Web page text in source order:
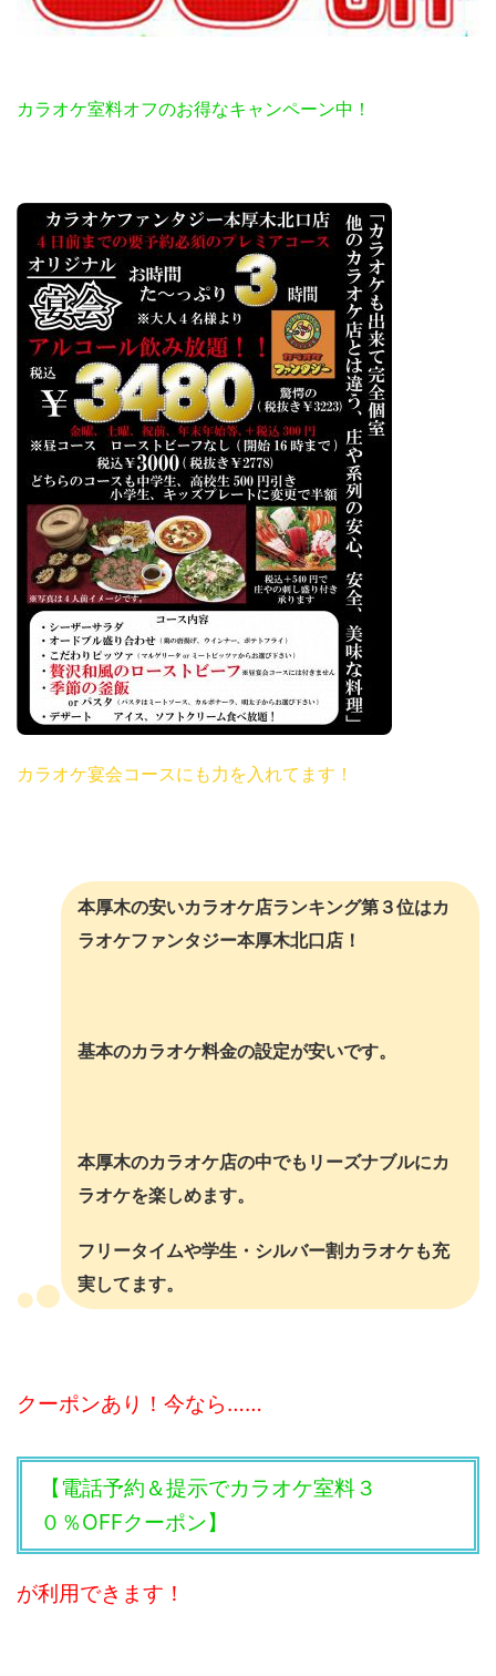
カラオケ室料オフのお得なキャンペーン中！
カラオケ宴会コースにも力を入れてます！
本厚木の安いカラオケ店ランキング第３位はカ
ラオケファンタジー本厚木北口店！
基本のカラオケ料金の設定が安いです。
本厚木のカラオケ店の中でもリーズナブルにカ
ラオケを楽しめます。
フリータイムや学生・シルバー割カラオケも充
実してます。
クーポンあり！今なら……
【電話予約＆提示でカラオケ室料３
０％OFFクーポン】
が利用できます！